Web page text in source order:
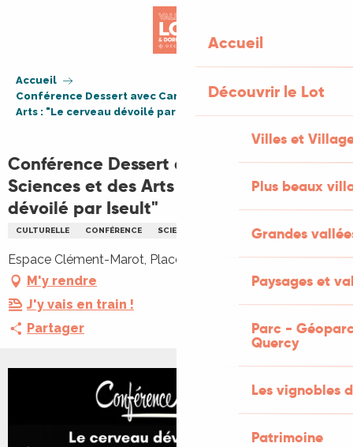
Accueil
Découvrir le Lot
Villes et
Plus beaux
Grandes
Paysages et
Parc -
Quercy
Les vignobles
Patrimoine
Accueil
Conférence Dessert avec Carrefour des Sciences et des
Arts : "Le cerveau dévoilé par Iseult"
Conférence Dessert avec Carrefour des
Sciences et des Arts : "Le cerveau
dévoilé par Iseult"
CULTURELLE CONFÉRENCE SCIENCES
Espace Clément-Marot, Place Bessières, 46000 Cahors
M'y rendre
J'y vais en train !
Partager